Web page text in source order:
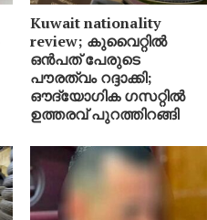
Kuwait nationality
review; കുവൈറ്റിൽ
ഒൻപത് പേരുടെ
പൗരത്വം റദ്ദാക്കി;
ഔദ്യോഗിക ഗസറ്റിൽ
ഉത്തരവ് പുറത്തിറങ്ങി